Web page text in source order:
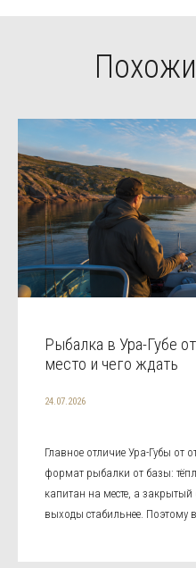
Рыбалка в Ура-Губе
место и чего ждать
24.07.2026
Главное отличие Ура-Губы от
формат рыбалки от базы:
капитан на месте, а
выходы стабильнее. Поэтому